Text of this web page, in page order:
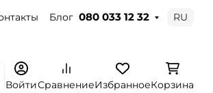
Блог 080 033 12 32 RU
ВойтиСравнениеИзбранноеКорзина